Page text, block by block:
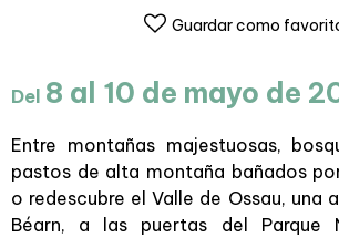
Guardar como
Del 8 al 10 de mayo de
Entre montañas majestuosas,
pastos de alta montaña bañados
o redescubre el Valle de Ossau, una
Béarn, a las puertas del Parque